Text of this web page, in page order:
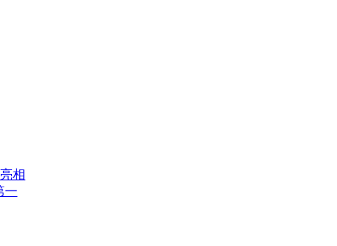
相
一